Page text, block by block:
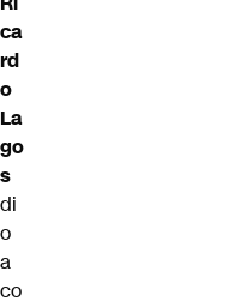
ca
rd
o
La
go
s
di
o
a
co